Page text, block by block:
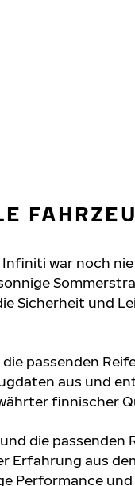
war noch
Sicherheit und
passenden
aus und
finnischer
die passenden
Erfahrung aus
Performance